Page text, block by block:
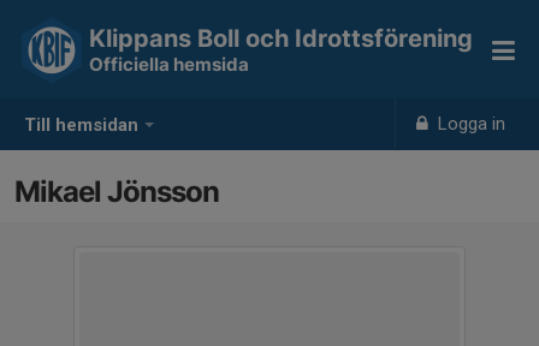
Till hemsidan Logga in
Klippans Boll och Idrottsförening
Officiella hemsida
Mikael Jönsson